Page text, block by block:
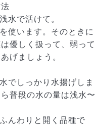
水で活けて。
使います。そのときに
優しく扱って、弱って
げましょう。
でしっかり水揚げしま
普段の水の量は浅水〜
んわりと開く品種で